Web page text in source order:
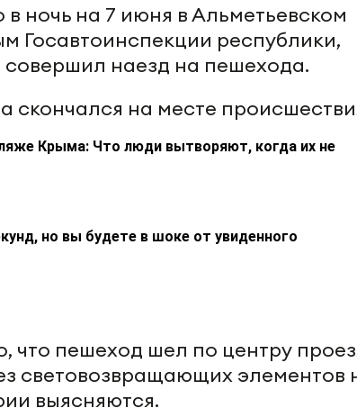
ночь на 7 июня в Альметьевском
Госавтоинспекции республики,
наезд на пешехода.
скончался на месте
Крыма: Что люди вытворяют, когда их не
но вы будете в шоке от увиденного
что пешеход шел по центру
световозвращающих элементов
выясняются.